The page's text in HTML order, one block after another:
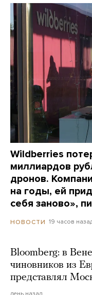
Wildberries
миллиардов
дронов.
на годы, ей
себя заново»,
НОВОСТИ 19 часов
Bloomberg: в
чиновников из
представлял
день назад